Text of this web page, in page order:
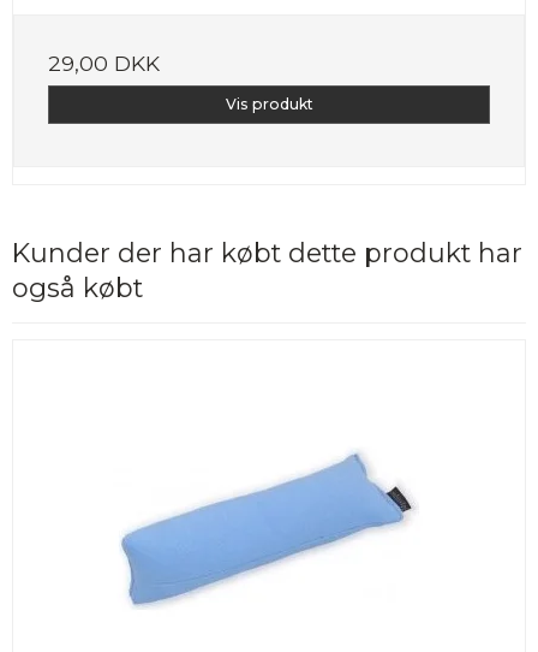
29,00 DKK
Vis produkt
Kunder der har købt dette produkt har
også købt